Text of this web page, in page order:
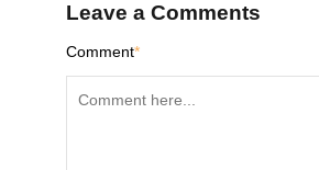
Leave a Comments
Comment*